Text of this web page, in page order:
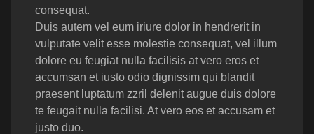
consequat.
Duis autem vel eum iriure dolor in hendrerit in
vulputate velit esse molestie consequat, vel illum
dolore eu feugiat nulla facilisis at vero eros et
accumsan et iusto odio dignissim qui blandit
praesent luptatum zzril delenit augue duis dolore
te feugait nulla facilisi. At vero eos et accusam et
justo duo.